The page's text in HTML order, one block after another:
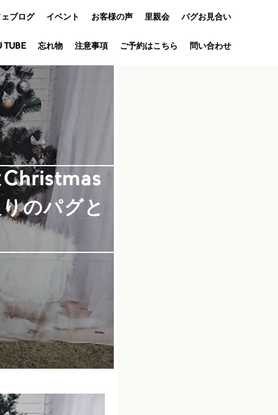
ブログ イベント
オフ会
アニバーサリ
お客様の声 里親会 パグお見合い
TUBE 忘れ物 注意事項 ご予約はこちら 問い合わせ
Christmas
のパグと